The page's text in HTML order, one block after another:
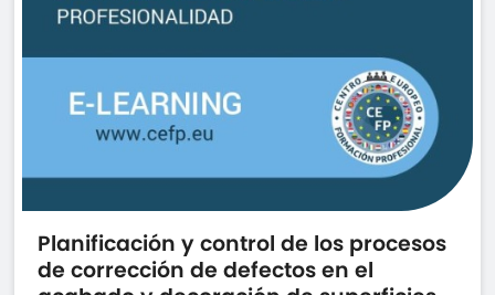
Planificación y control de los procesos
de corrección de defectos en el